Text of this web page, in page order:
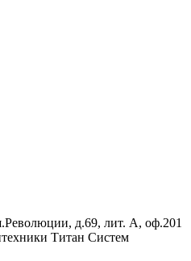
д.69, лит. А, оф.201
Титан Систем